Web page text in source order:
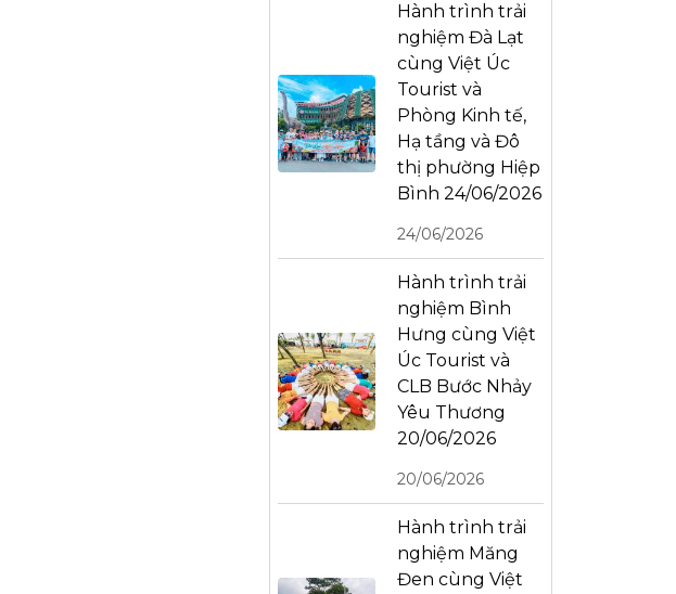
Hành trình trải
nghiệm Đà Lạt
cùng Việt Úc
Tourist và
Phòng Kinh tế,
Hạ tầng và Đô
thị phường Hiệp
Bình 24/06/2026
24/06/2026
Hành trình trải
nghiệm Bình
Hưng cùng Việt
Úc Tourist và
CLB Bước Nhảy
Yêu Thương
20/06/2026
20/06/2026
Hành trình trải
nghiệm Măng
Đen cùng Việt